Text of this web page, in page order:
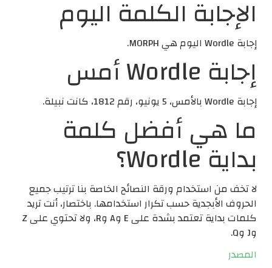
الإجابة الكلمة اليوم
إجابة Wordle اليوم هي MORPH.
إجابة Wordle أمس
إجابة Wordle بالأمس، 5 يونيو، رقم 1812، كانت نبيلة.
ما هي أفضل كلمة
بداية Wordle؟
لا تخف من استخدام ورقة النصائح الخاصة بنا ترتيب جميع
الحروف الأبجدية حسب تكرار استخدامها. باختصار، أنت تريد
كلمات بداية تعتمد بشدة على E وA وR، ولا تحتوي على Z
وJ وQ.
المصدر